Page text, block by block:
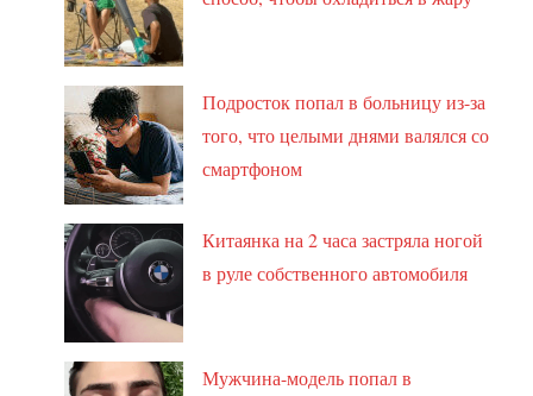
Подросток попал в больницу из-за
того, что целыми днями валялся со
смартфоном
Китаянка на 2 часа застряла ногой
в руле собственного автомобиля
Мужчина-модель попал в